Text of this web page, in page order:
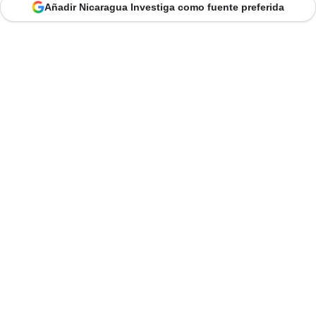
Añadir Nicaragua Investiga como fuente preferida